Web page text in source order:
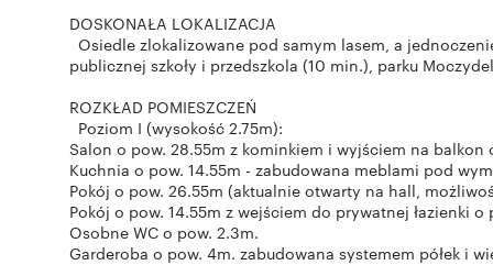
DOSKONAŁA LOKALIZACJA
Osiedle zlokalizowane pod samym lasem, a
publicznej szkoły i przedszkola (10 min.), parku
ROZKŁAD POMIESZCZEŃ
Poziom I (wysokość 2.75m):
Salon o pow. 28.55m z kominkiem i wyjściem na balkon
Kuchnia o pow. 14.55m - zabudowana meblami pod
Pokój o pow. 26.55m (aktualnie otwarty na hall,
Pokój o pow. 14.55m z wejściem do prywatnej łazienki
Osobne WC o pow. 2.3m.
Garderoba o pow. 4m. zabudowana systemem półek i